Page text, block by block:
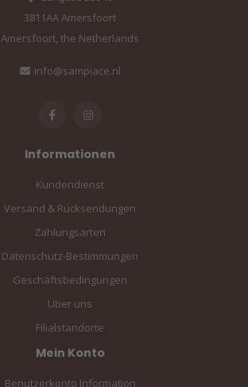
3811AA Amersfoort
Amersfoort, the Netherlands
info@sampiace.nl
Informationen
Kundendienst
Versand & Rücksendungen
Zahlungsarten
Datenschutz-Bestimmungen
Geschäftsbedingungen
Über uns
Filialstandorte
Mein Konto
Benutzerkonto Information